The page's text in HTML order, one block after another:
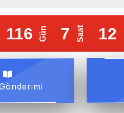
Son Tarihi : 16 Ekim 2026